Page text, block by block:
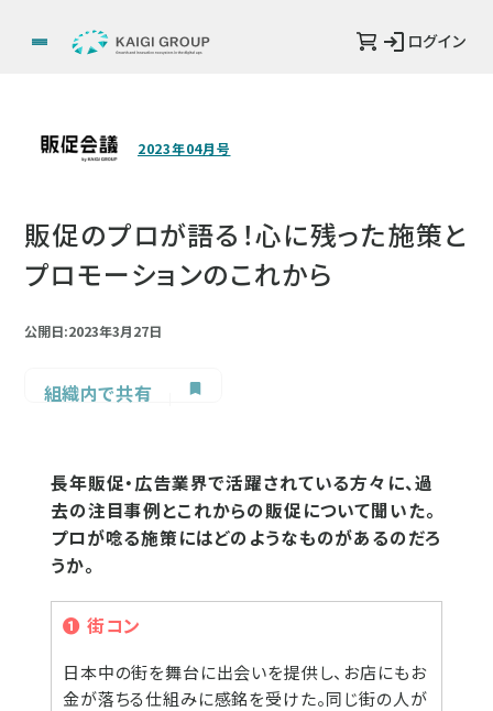
ログイン
2023年04月号
販促のプロが語る！心に残った施策と
プロモーションのこれから
公開日:2023年3月27日
組織内で共有
長年販促・広告業界で活躍されている方々に、過
去の注目事例とこれからの販促について聞いた。
プロが唸る施策にはどのようなものがあるのだろ
うか。
❶ 街コン
日本中の街を舞台に出会いを提供し、お店にもお
金が落ちる仕組みに感銘を受けた。同じ街の人が